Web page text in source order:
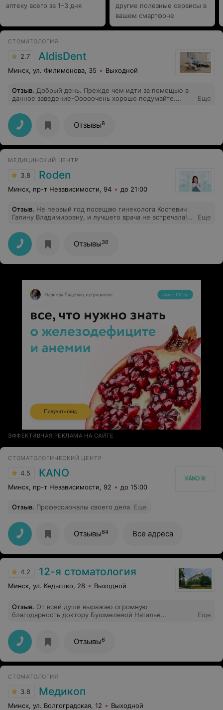
аптеку всего за 1–3 дня
другие полезные сервисы в
вашем смартфоне
СТОМАТОЛОГИЯ
2.7 AldisDent
Минск, ул. Филимонова, 35 Выходной
Отзыв. Добрый день. Прежде чем идти за помощью в
данное заведение-Ооооочень хорошо подумайте.
кабинете при открытых дверях обсуждаются
сторонние вопросы и клиенты... чистота и порядок в
клинике хромают.... масочный режим не соблюдается
должным образом.
Еще
Отзывы8
МЕДИЦИНСКИЙ ЦЕНТР
3.8 Roden
Минск, пр-т Независимости, 94 до 21:00
Отзыв. Не первый год посещаю гинеколога Костевич
Галину Владимировну, и лучшего врача не встречала!
деликатная в работе - никакого дискомфорта при
осмотре, а это не часто встретишь. Очень приятная в
общении, всегда в хорошем настроении, добрая и
отзывчивая, все подробно расскажет и объяснит. Я
шокирована отзывом Марины, огромный минус ей в
Еще
Отзывы36
ЭФФЕКТИВНАЯ РЕКЛАМА НА САЙТЕ
СТОМАТОЛОГИЧЕСКИЙ ЦЕНТР
4.5 KANO
Минск, пр-т Независимости, 92 до 15:00
Отзыв. Профессионалы своего дела Еще
Отзывы64 Все адреса
4.2 12-я стоматология
Минск, ул. Кедышко, 28 Выходной
Отзыв. От всей души выражаю огромную
благодарность доктору Бушмелевой Наталье
профессионализм, а так же за чуткое и внимательное
отношение. Спасибо Вам большое, здоровья Вам и
Вашей семье.
Еще
Отзывы6
СТОМАТОЛОГИЯ
3.8 Медикоп
Минск, ул. Волгоградская, 12 Выходной